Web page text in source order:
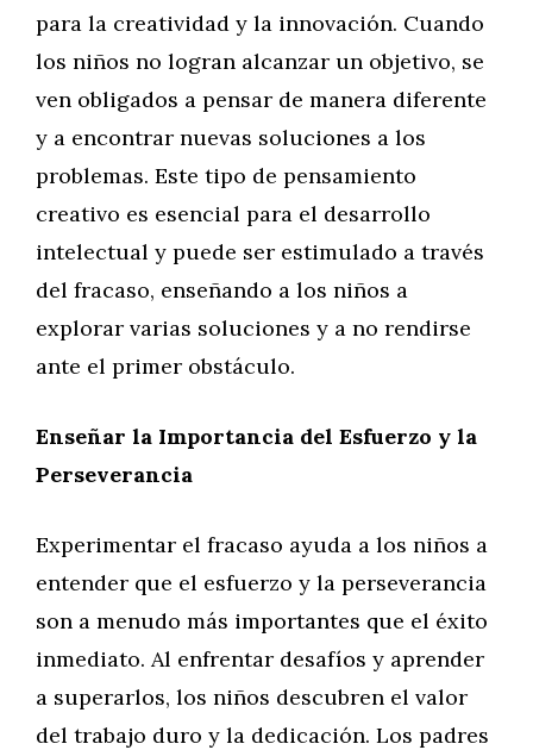
para la creatividad y la innovación. Cuando
los niños no logran alcanzar un objetivo, se
ven obligados a pensar de manera diferente
y a encontrar nuevas soluciones a los
problemas. Este tipo de pensamiento
creativo es esencial para el desarrollo
intelectual y puede ser estimulado a través
del fracaso, enseñando a los niños a
explorar varias soluciones y a no rendirse
ante el primer obstáculo.
Enseñar la Importancia del Esfuerzo y la
Perseverancia
Experimentar el fracaso ayuda a los niños a
entender que el esfuerzo y la perseverancia
son a menudo más importantes que el éxito
inmediato. Al enfrentar desafíos y aprender
a superarlos, los niños descubren el valor
del trabajo duro y la dedicación. Los padres